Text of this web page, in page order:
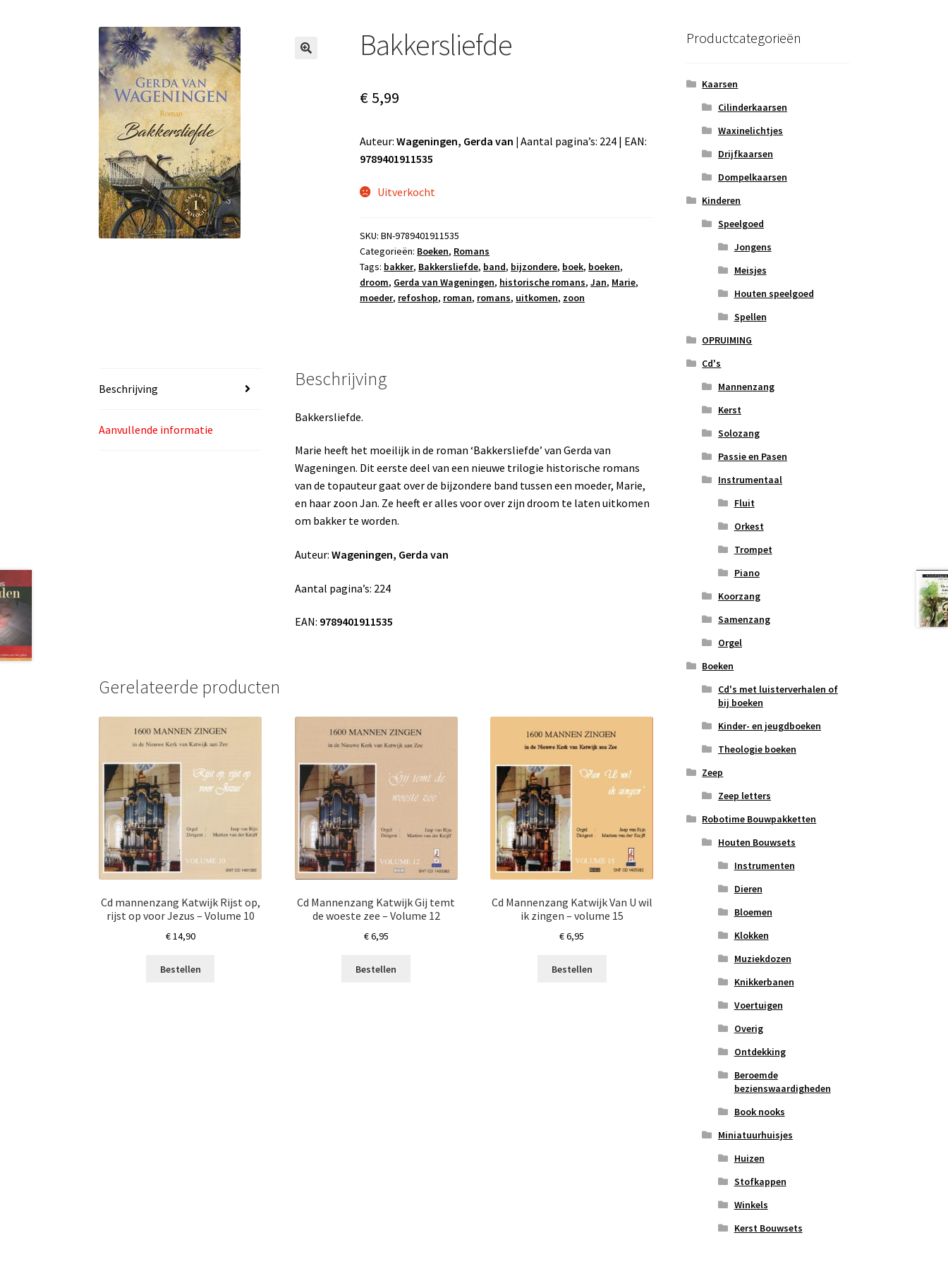
Bakkersliefde
€5,99
Auteur:Wageningen, Gerda van |Aantal pagina’s: 224 | EAN:
9789401911535
Uitverkocht
SKU:BN-9789401911535
Categorieën: Boeken, Romans
Tags: bakker, Bakkersliefde, band, bijzondere, boek, boeken,
droom, Gerda van Wageningen, historische romans,Jan, Marie,
moeder, refoshop, roman, romans, uitkomen, zoon
Beschrijving
Aanvullende informatie
Beschrijving
Bakkersliefde.
Marie heeft het moeilijk in de roman ‘Bakkersliefde’ van Gerda van
Wageningen. Dit eerste deel van een nieuwe trilogie historische romans
van de topauteur gaat over de bijzondere band tussen een moeder, Marie,
en haar zoon Jan. Ze heeft er alles voor over zijn droom te laten uitkomen
om bakker te worden.
Auteur: Wageningen, Gerda van
Aantal pagina’s: 224
EAN: 9789401911535
Gerelateerde producten
Cd mannenzang Katwijk Rijst op,
rijst op voor Jezus – Volume 10
€14,90
Bestellen
Cd Mannenzang Katwijk Gij temt
de woeste zee – Volume 12
€6,95
Bestellen
Cd Mannenzang Katwijk Van U wil
ik zingen – volume 15
€6,95
Bestellen
Productcategorieën
Kaarsen
Cilinderkaarsen
Waxinelichtjes
Drijfkaarsen
Dompelkaarsen
Kinderen
Speelgoed
Jongens
Meisjes
Houten speelgoed
Spellen
OPRUIMING
Cd's
Mannenzang
Kerst
Solozang
Passie en Pasen
Instrumentaal
Fluit
Orkest
Trompet
Piano
Koorzang
Samenzang
Orgel
Boeken
Cd's met luisterverhalen of
bij boeken
Kinder- en jeugdboeken
Theologie boeken
Zeep
Zeep letters
Robotime Bouwpakketten
Houten Bouwsets
Instrumenten
Dieren
Bloemen
Klokken
Muziekdozen
Knikkerbanen
Voertuigen
Overig
Ontdekking
Beroemde
bezienswaardigheden
Book nooks
Miniatuurhuisjes
Huizen
Stofkappen
Winkels
Kerst Bouwsets